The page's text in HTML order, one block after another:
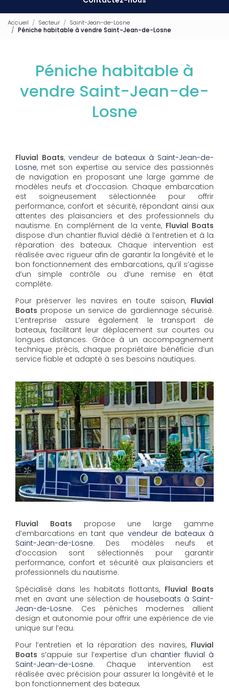
Accueil Secteur
Saint-Jean-de-Losne
Péniche habitable à vendre Saint-Jean-de-Losne
Péniche habitable à
vendre Saint-Jean-de-
Losne
Fluvial Boats, vendeur de bateaux à Saint-Jean-de-
Losne, met son expertise au service des passionnés
de navigation en proposant une large gamme de
modèles neufs et d’occasion. Chaque embarcation
est soigneusement sélectionnée pour offrir
performance, confort et sécurité, répondant ainsi aux
attentes des plaisanciers et des professionnels du
nautisme. En complément de la vente, Fluvial Boats
dispose d’un chantier fluvial dédié à l’entretien et à la
réparation des bateaux. Chaque intervention est
réalisée avec rigueur afin de garantir la longévité et le
bon fonctionnement des embarcations, qu’il s’agisse
d’un simple contrôle ou d’une remise en état
complète.
Pour préserver les navires en toute saison, Fluvial
Boats propose un service de gardiennage sécurisé.
L’entreprise assure également le transport de
bateaux, facilitant leur déplacement sur courtes ou
longues distances. Grâce à un accompagnement
technique précis, chaque propriétaire bénéficie d’un
service fiable et adapté à ses besoins nautiques.
Fluvial Boats propose une large gamme
d’embarcations en tant que vendeur de bateaux à
Saint-Jean-de-Losne. Des modèles neufs et
d’occasion sont sélectionnés pour garantir
performance, confort et sécurité aux plaisanciers et
professionnels du nautisme.
Spécialisé dans les habitats flottants, Fluvial Boats
met en avant une sélection de houseboats à Saint-
Jean-de-Losne. Ces péniches modernes allient
design et autonomie pour offrir une expérience de vie
unique sur l’eau.
Pour l’entretien et la réparation des navires, Fluvial
Boats s’appuie sur l’expertise d’un chantier fluvial à
Saint-Jean-de-Losne. Chaque intervention est
réalisée avec précision pour assurer la longévité et le
bon fonctionnement des bateaux.